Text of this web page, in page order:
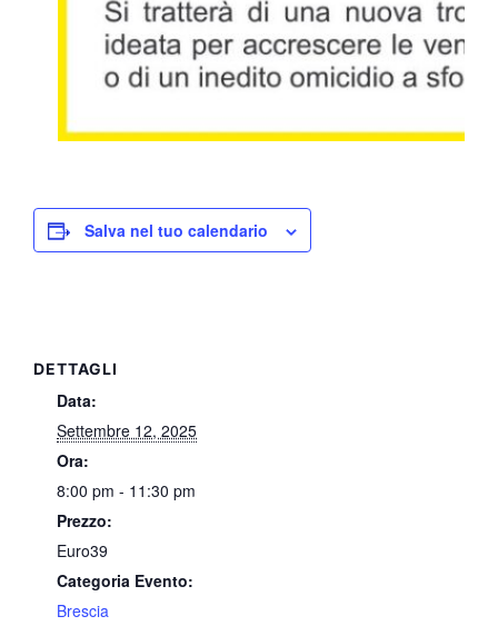
Salva nel tuo calendario
DETTAGLI
Data:
Settembre 12, 2025
Ora:
8:00 pm - 11:30 pm
Prezzo:
Euro39
Categoria Evento:
Brescia